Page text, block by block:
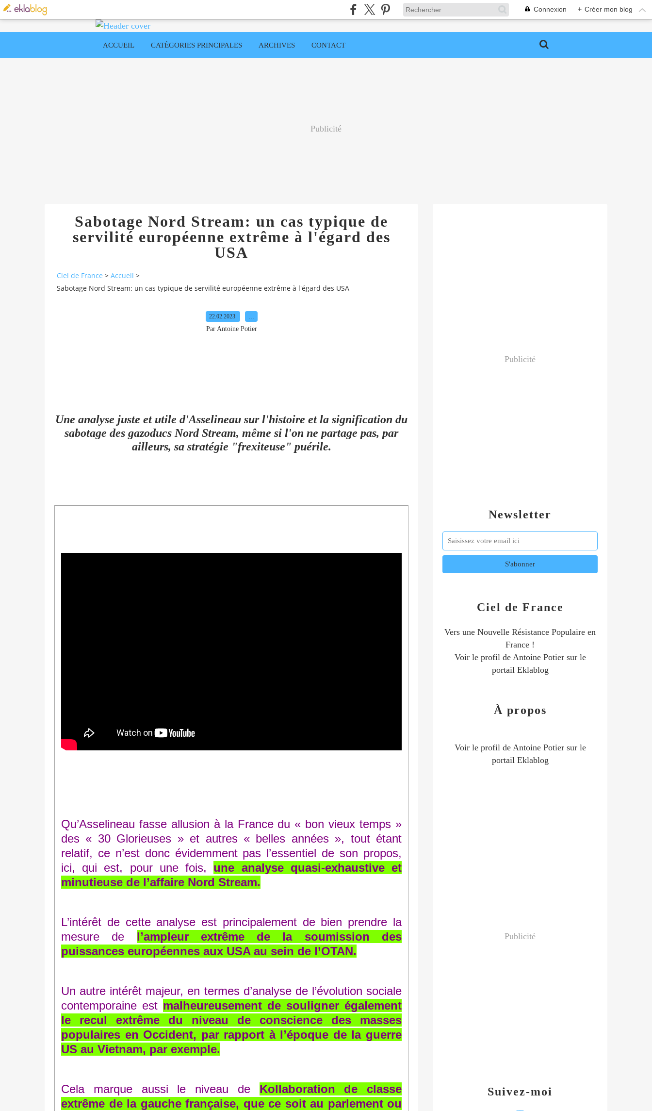
Connexion + Créer mon blog
ACCUEIL CATÉGORIES PRINCIPALES ARCHIVES CONTACT
Publicité
Sabotage Nord Stream: un cas typique de
servilité européenne extrême à l'égard des
USA
Ciel de France > Accueil >
Sabotage Nord Stream: un cas typique de servilité européenne extrême à l'égard des USA
22.02.2023
Par Antoine Potier
Une analyse juste et utile d'Asselineau sur l'histoire et la signification du
sabotage des gazoducs Nord Stream, même si l'on ne partage pas, par
ailleurs, sa stratégie "frexiteuse" puérile.
Qu’Asselineau fasse allusion à la France du « bon vieux temps »
des « 30 Glorieuses » et autres « belles années », tout étant
relatif, ce n’est donc évidemment pas l’essentiel de son propos,
ici, qui est, pour une fois, une analyse quasi-exhaustive et
minutieuse de l’affaire Nord Stream.
L’intérêt de cette analyse est principalement de bien prendre la
mesure de l’ampleur extrême de la soumission des
puissances européennes aux USA au sein de l’OTAN.
Un autre intérêt majeur, en termes d’analyse de l’évolution sociale
contemporaine est malheureusement de souligner également
le recul extrême du niveau de conscience des masses
populaires en Occident, par rapport à l’époque de la guerre
US au Vietnam, par exemple.
Cela marque aussi le niveau de Kollaboration de classe
extrême de la gauche française, que ce soit au parlement ou
Newsletter
Publicité
Ciel de France
Vers une Nouvelle Résistance Populaire en
France !
Voir le profil de Antoine Potiersur le
portail Eklablog
Suivez-moi
À propos
Voir le profil de Antoine Potiersur le
portail Eklablog
Publicité